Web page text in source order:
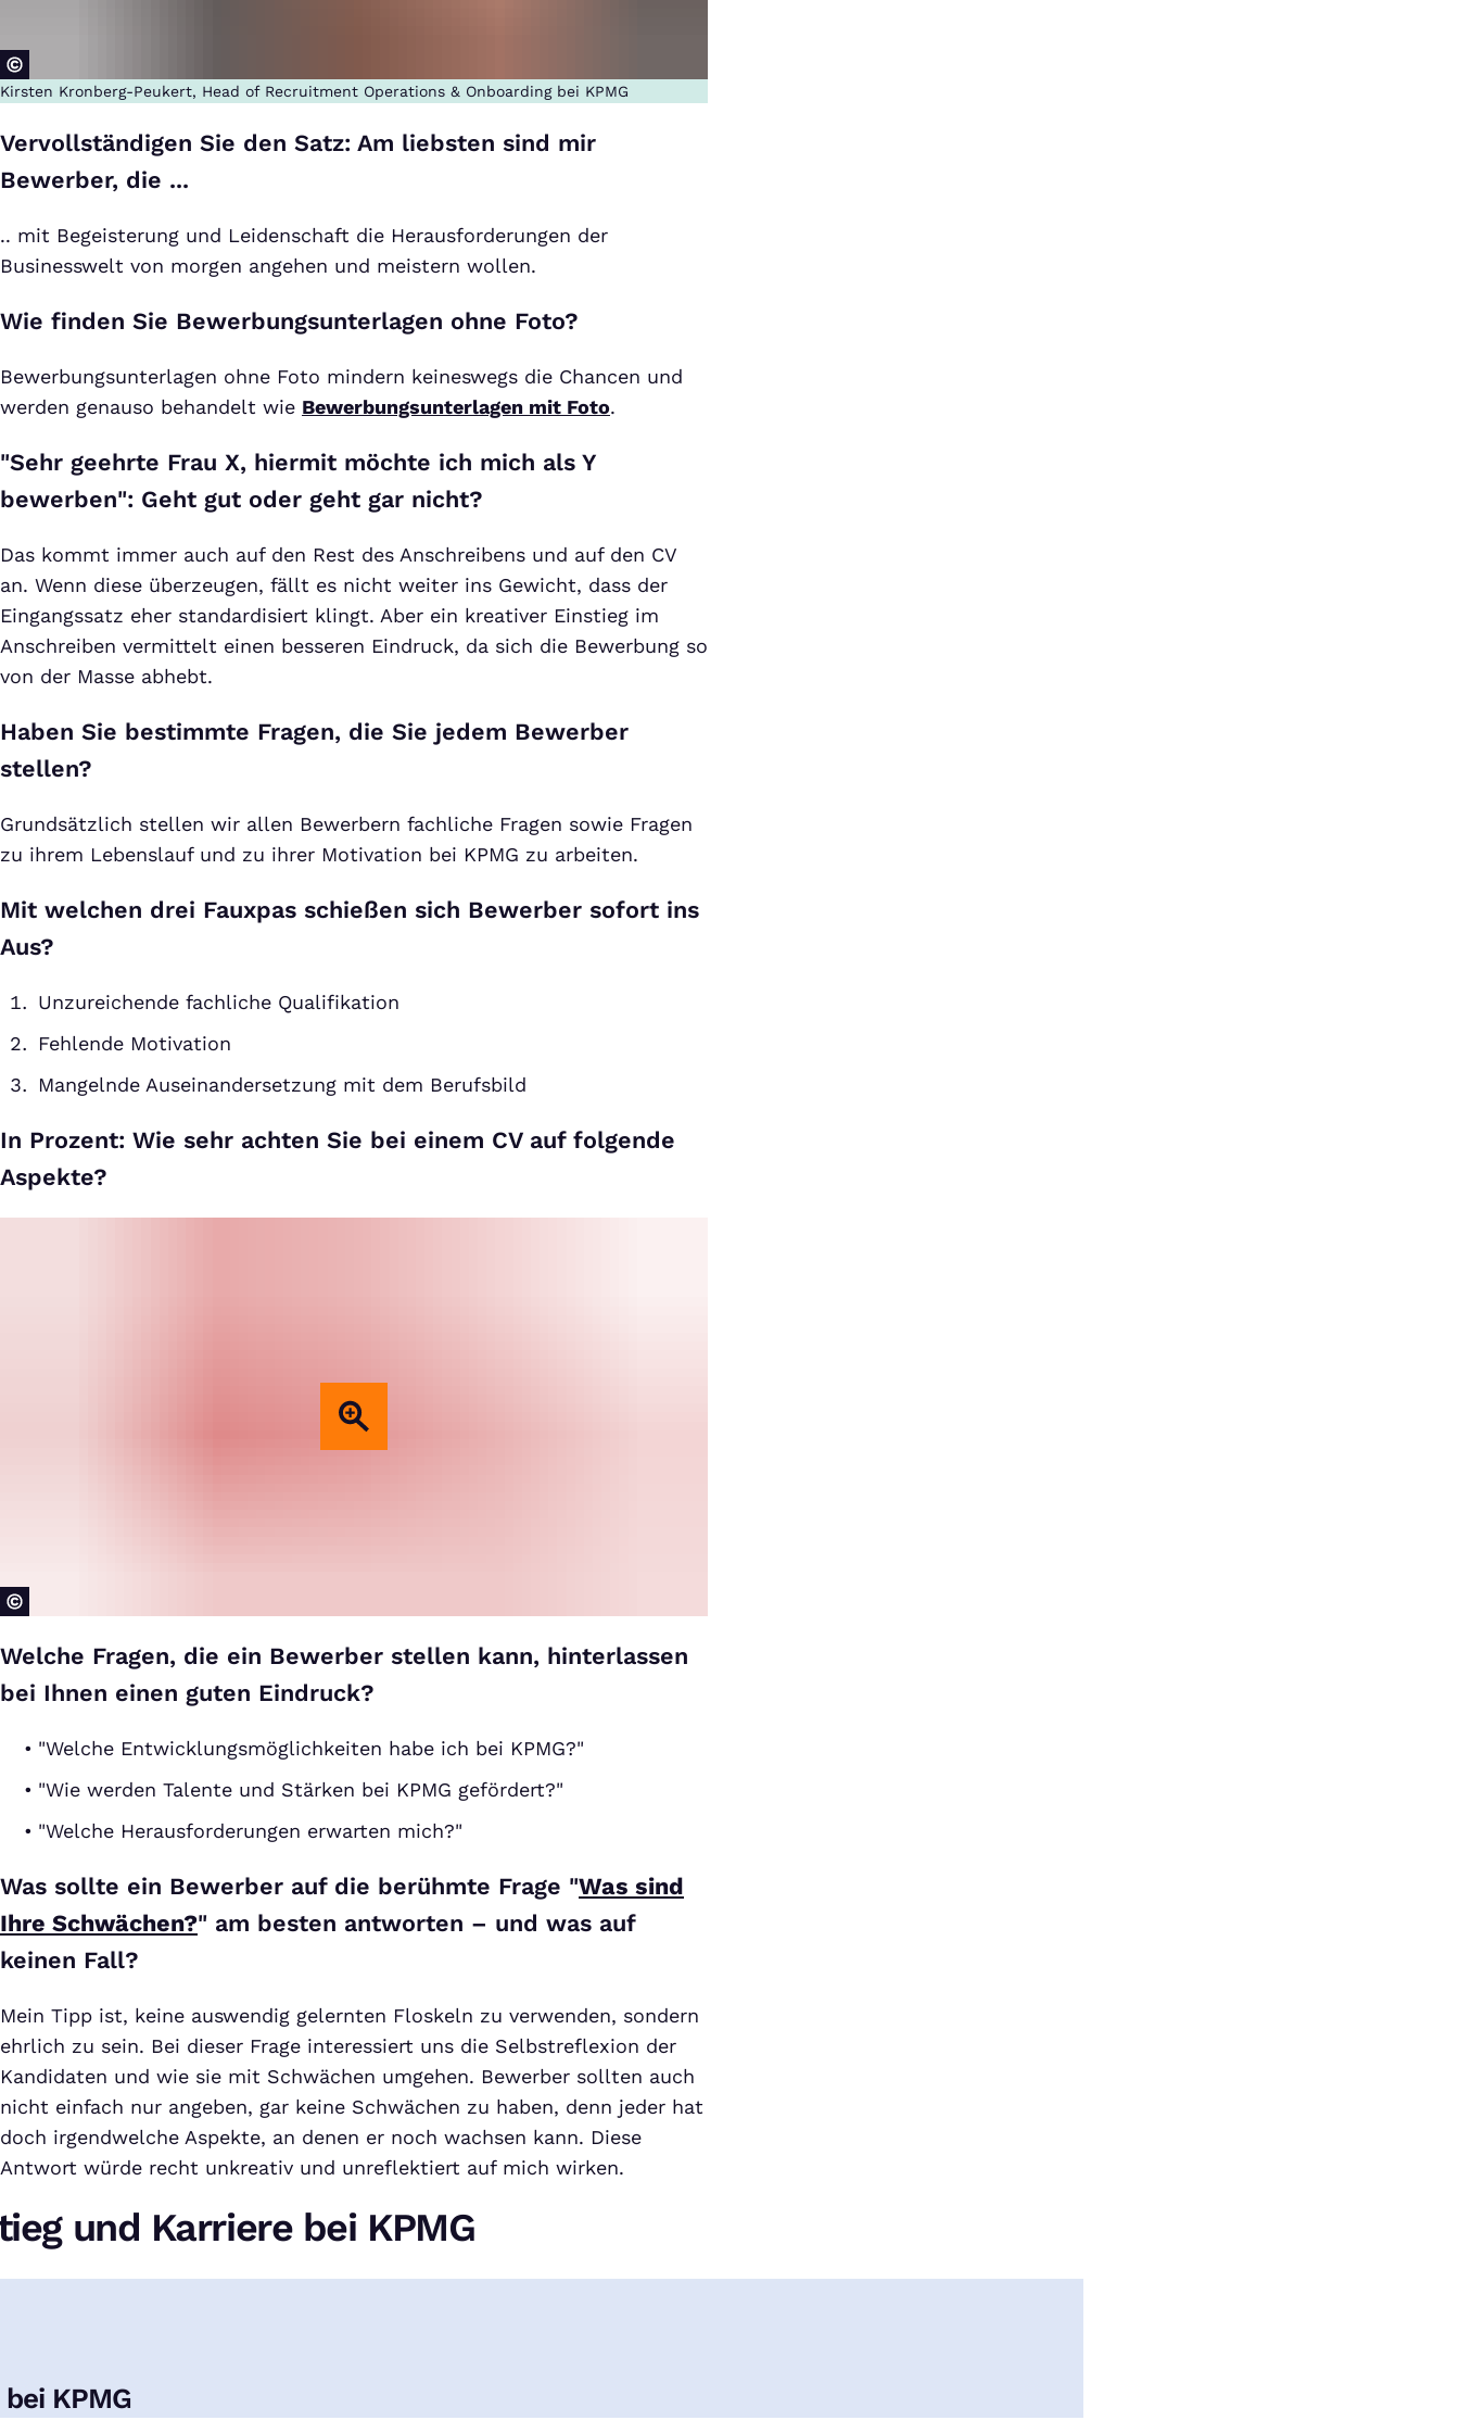
Kirsten Kronberg-Peukert, Head of Recruitment Operations & Onboarding bei KPMG
Vervollständigen Sie den Satz: Am liebsten sind mir
Bewerber, die ...
.. mit Begeisterung und Leidenschaft die Herausforderungen der
Businesswelt von morgen angehen und meistern wollen.
Wie finden Sie Bewerbungsunterlagen ohne Foto?
Bewerbungsunterlagen ohne Foto mindern keineswegs die Chancen und
werden genauso behandelt wie Bewerbungsunterlagen mit Foto.
"Sehr geehrte Frau X, hiermit möchte ich mich als Y
bewerben": Geht gut oder geht gar nicht?
Das kommt immer auch auf den Rest des Anschreibens und auf den CV
an. Wenn diese überzeugen, fällt es nicht weiter ins Gewicht, dass der
Eingangssatz eher standardisiert klingt. Aber ein kreativer Einstieg im
Anschreiben vermittelt einen besseren Eindruck, da sich die Bewerbung so
von der Masse abhebt.
Haben Sie bestimmte Fragen, die Sie jedem Bewerber
stellen?
Grundsätzlich stellen wir allen Bewerbern fachliche Fragen sowie Fragen
zu ihrem Lebenslauf und zu ihrer Motivation bei KPMG zu arbeiten.
Mit welchen drei Fauxpas schießen sich Bewerber sofort ins
Aus?
Unzureichende fachliche Qualifikation
Fehlende Motivation
Mangelnde Auseinandersetzung mit dem Berufsbild
In Prozent: Wie sehr achten Sie bei einem CV auf folgende
Aspekte?
Welche Fragen, die ein Bewerber stellen kann, hinterlassen
bei Ihnen einen guten Eindruck?
"Welche Entwicklungsmöglichkeiten habe ich bei KPMG?"
"Wie werden Talente und Stärken bei KPMG gefördert?"
"Welche Herausforderungen erwarten mich?"
Was sollte ein Bewerber auf die berühmte Frage "Was sind
Ihre Schwächen?" am besten antworten – und was auf
keinen Fall?
Mein Tipp ist, keine auswendig gelernten Floskeln zu verwenden, sondern
ehrlich zu sein. Bei dieser Frage interessiert uns die Selbstreflexion der
Kandidaten und wie sie mit Schwächen umgehen. Bewerber sollten auch
nicht einfach nur angeben, gar keine Schwächen zu haben, denn jeder hat
doch irgendwelche Aspekte, an denen er noch wachsen kann. Diese
Antwort würde recht unkreativ und unreflektiert auf mich wirken.
und Karriere bei KPMG
KPMG